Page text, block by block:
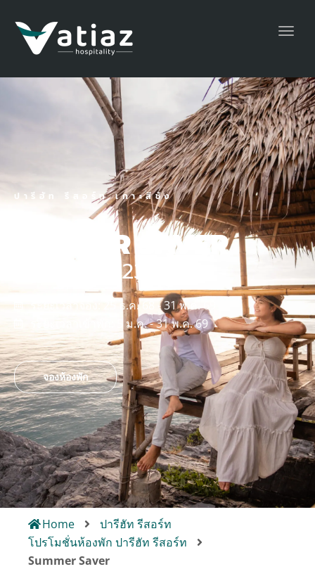
ปารีฮัท รีสอร์ท เกาะสีชัง
SUMMER SAVER
ราคาเริ่มต้น 2350 บาท
ระยะเวลาจอง: 25 ธ.ค. 68 - 31 พ.ค. 69
ระยะเวลาเข้าพัก: 5 ม.ค. - 31 พ.ค. 69
จองห้องพัก
Home
ปารีฮัท รีสอร์ท
โปรโมชั่นห้องพัก ปารีฮัท รีสอร์ท
Summer Saver